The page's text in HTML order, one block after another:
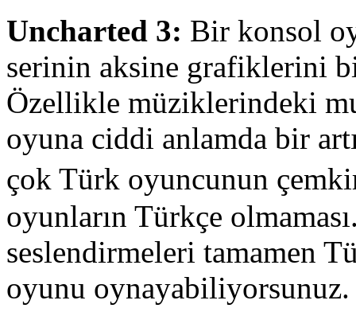
Uncharted 3: Bir konsol
serinin aksine grafiklerini
Özellikle müziklerindeki
oyuna ciddi anlamda bir
çok Türk oyuncunun
oyunların Türkçe
seslendirmeleri tamamen
oyunu oynayabiliyorsunuz.